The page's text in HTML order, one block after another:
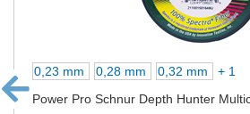
0,23 mm 0,28 mm 0,32 mm
+ 1
Power Pro Schnur Depth Hunter